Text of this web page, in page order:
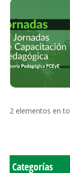
2 elementos en
Categorías